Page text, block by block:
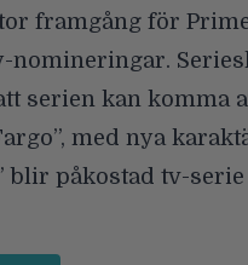
framgång för
nomineringar.
serien kan komma
med nya
blir påkostad tv-